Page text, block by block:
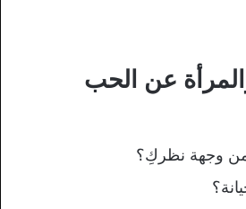
عن الحب
وجهة نظركِ؟